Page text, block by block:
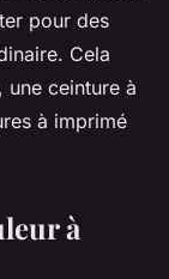
pour des
Cela
ceinture à
à imprimé
à